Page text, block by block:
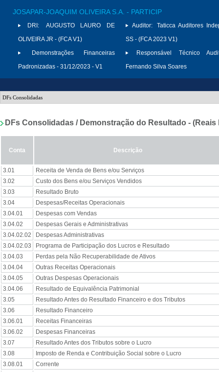
JOSAPAR-JOAQUIM OLIVEIRA S.A. - PARTICIP
DRI:
AUGUSTO LAURO DE
OLIVEIRA JR - (FCA V1)
Demonstrações Financeiras
Padronizadas - 31/12/2023 - V1
Auditor:
Taticca Auditores
SS - (FCA 2023 V1)
Responsável Técnico
Fernando Silva Soares